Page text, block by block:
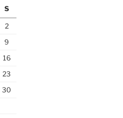
S
2
9
16
23
30